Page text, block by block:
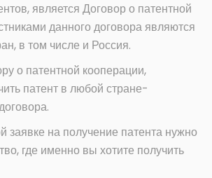
является Договор о патентной
данного договора являются
в том числе и Россия.
о патентной кооперации,
патент в любой стране-
заявке на получение патента нужно
где именно вы хотите получить